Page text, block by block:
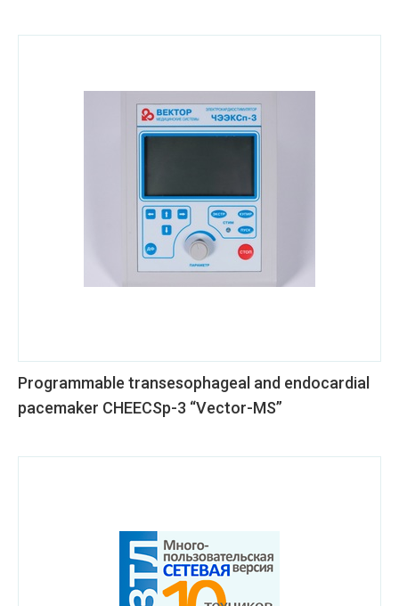
Programmable transesophageal and endocardial
pacemaker CHEECSp-3 “Vector-MS”